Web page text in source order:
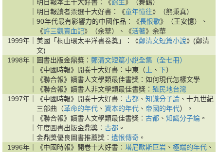
明日報本土十大好書：《餘生》（舞鶴）
明日報讀者票選十大好書：《童年憶往》（熊秉真）
90年代最有影響力的中國作品：《長恨歌》（王安憶）、
《許三觀賣血記》（余華）、《活著》余華
1999年｜ 美國「桐山環太平洋書卷獎」：《鄭清文短篇小說》(鄭清
文)
1998年｜
圖書出版金鼎獎： 鄭清文短篇小說全集（全七冊）
《中國時報》開卷十大好書：中東（ 上 、 下）
《聯合報》讀書人文學類最佳書獎：如何現代怎樣文學
《聯合報》讀書人非文學類最佳書獎： 殖民地台灣
1997年｜
《中國時報》開卷十大好書︰ 古都 、 知識分子論 、十九世紀
三部曲（革命的年代 、 資本的年代 、 帝國的年代）。
《聯合報》讀書人文學類最佳書獎︰ 古都 、 知識分子論 。
年度圖書出版金鼎獎︰ 古都 。
金鼎獎優良圖書推薦獎︰ 遺恨傳奇 。
1996年｜
《中國時報》開卷十大好書︰ 塔尼歐斯巨岩 、 極端的年代 、